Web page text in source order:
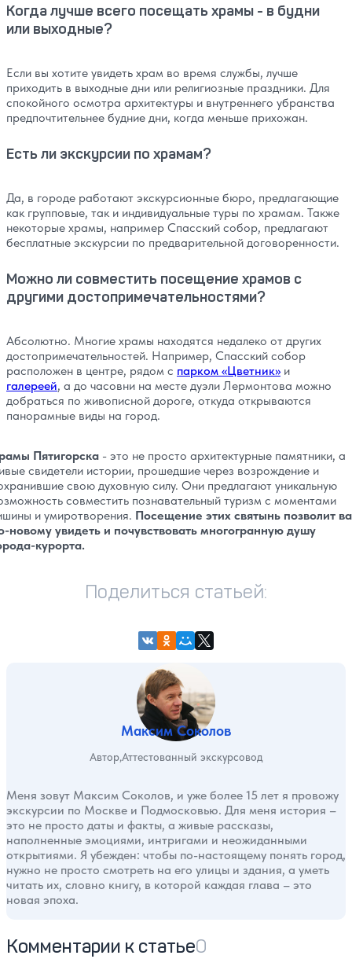
Когда лучше всего посещать храмы - в будни
или выходные?
Если вы хотите увидеть храм во время службы, лучше
приходить в выходные дни или религиозные праздники. Для
спокойного осмотра архитектуры и внутреннего убранства
предпочтительнее будние дни, когда меньше прихожан.
Есть ли экскурсии по храмам?
Да, в городе работают экскурсионные бюро, предлагающие
как групповые, так и индивидуальные туры по храмам. Также
некоторые храмы, например Спасский собор, предлагают
бесплатные экскурсии по предварительной договоренности.
Можно ли совместить посещение храмов с
другими достопримечательностями?
Абсолютно. Многие храмы находятся недалеко от других
достопримечательностей. Например, Спасский собор
расположен в центре, рядом с парком «Цветник» и
галереей, а до часовни на месте дуэли Лермонтова можно
добраться по живописной дороге, откуда открываются
панорамные виды на город.
Пятигорска - это не просто архитектурные памятники, а
свидетели истории, прошедшие через возрождение и
свою духовную силу. Они предлагают уникальную
совместить познавательный туризм с моментами
и умиротворения. Посещение этих святынь позволит
новому увидеть и почувствовать многогранную душу
курорта.
Поделиться статьей:
Максим Соколов
АвторАттестованный экскурсовод
Меня зовут Максим Соколов, и уже более 15 лет я провожу
экскурсии по Москве и Подмосковью. Для меня история –
это не просто даты и факты, а живые рассказы,
наполненные эмоциями, интригами и неожиданными
открытиями. Я убежден: чтобы по-настоящему понять город,
нужно не просто смотреть на его улицы и здания, а уметь
читать их, словно книгу, в которой каждая глава – это
новая эпоха.
Комментарии к статье0